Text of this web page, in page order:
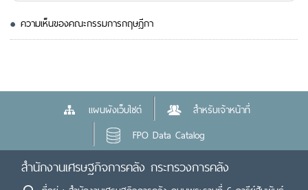
ความเห็นของคณะกรรมการกฤษฎีกา
แผนผังเว็บไซต์
สำหรับเจ้าหน้าที่
FPO Data Catalog
สำนักงานเศรษฐกิจการคลัง กระทรวงการคลัง